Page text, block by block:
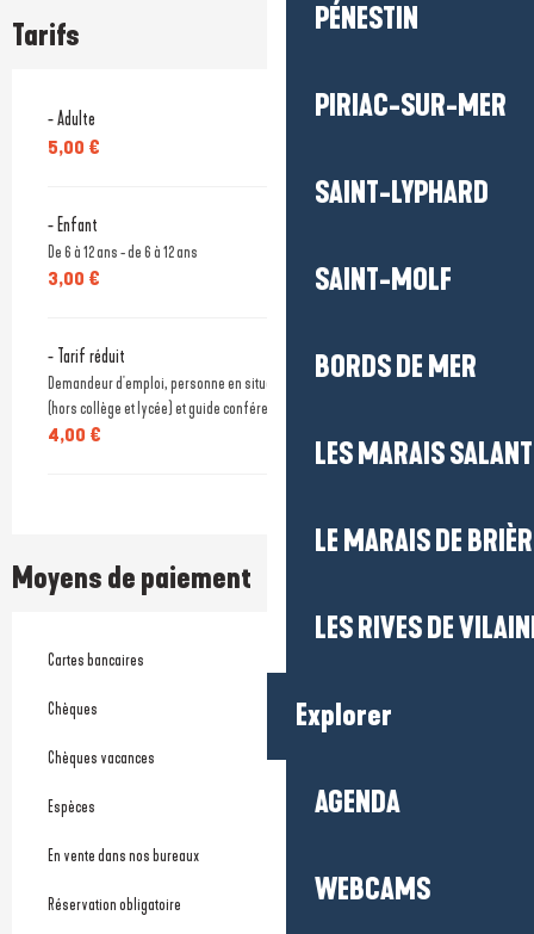
PÉNESTIN
PIRIAC-SUR-MER
SAINT-LYPHARD
SAINT-MOLF
BORDS DE MER
LES MARAIS
LE MARAIS DE
LES RIVES DE
Explorer
AGENDA
WEBCAMS
Tarifs
- Adulte
5,00 €
- Enfant
De 6 à 12 ans - de 6 à 12 ans
3,00 €
- Tarif réduit
Demandeur d'emploi, personne en situation de handicap, étudiants -25 ans
(hors collège et lycée) et guide conférencier sur présentation d'un justificatif.
4,00 €
Moyens de paiement
Cartes bancaires
Chèques
Chèques vacances
Espèces
En vente dans nos bureaux
Réservation obligatoire